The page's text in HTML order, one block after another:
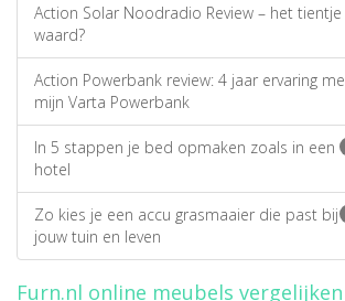
Action Solar Noodradio Review – het tientje
waard?
Action Powerbank review: 4 jaar ervaring
mijn Varta Powerbank
In 5 stappen je bed opmaken zoals in een
hotel
Zo kies je een accu grasmaaier die past bij
jouw tuin en leven
Furn.nl online meubels